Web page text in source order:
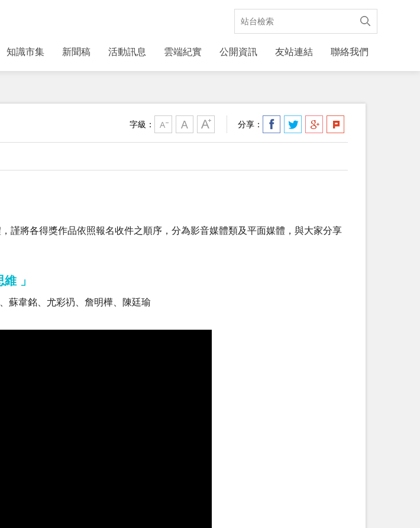
知識市集 新聞稿 活動訊息 雲端紀實 公開資訊 友站連結 聯絡我們
字級： 分享：
謹將各得獎作品依照報名收件之順序，分為影音媒體類及平面媒體，與大家分享
」
蘇韋銘、尤彩礽、詹明樺、陳廷瑜